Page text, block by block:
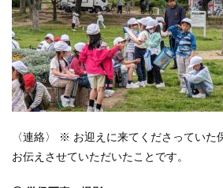
〈連絡〉 ※ お迎えに来てくださっていた
お伝えさせていただいたことです。